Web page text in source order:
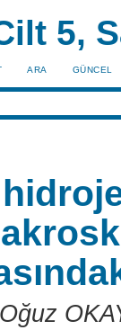
5,
ARA GÜNCEL